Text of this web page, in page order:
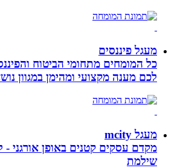
מעגל פיננסים
כל המומחים מתחומי הביטוח והפיננסים
לכם מענה מקצועי ומהימן במגוון נושאים!
מעגל mcity
מקדם עסקים קטנים באופן אורגני - לא
שילמת